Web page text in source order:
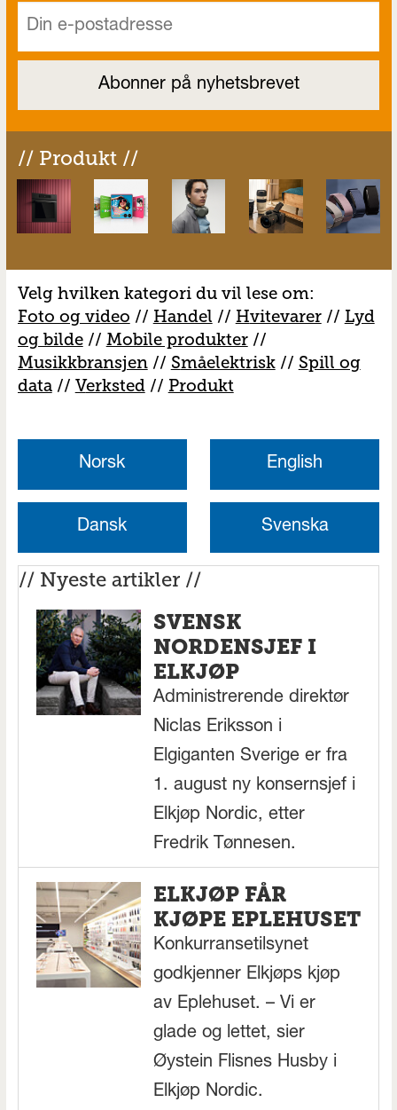
// Produkt //
Velg hvilken kategori du vil lese om:
Foto og video // Handel // Hvitevarer// Lyd
og bilde// Mobile produkter//
Musikkbransjen// Småelektrisk// Spill og
data// Verksted // Produkt
Norsk English
Dansk Svenska
// Nyeste artikler //
SVENSK
NORDENSJEF I
ELKJØP
Administrerende direktør
Niclas Eriksson i
Elgiganten Sverige er fra
1. august ny konsernsjef i
Elkjøp Nordic, etter
Fredrik Tønnesen.
ELKJØP FÅR
KJØPE EPLEHUSET
Konkurransetilsynet
godkjenner Elkjøps kjøp
av Eplehuset. – Vi er
glade og lettet, sier
Øystein Flisnes Husby i
Elkjøp Nordic.